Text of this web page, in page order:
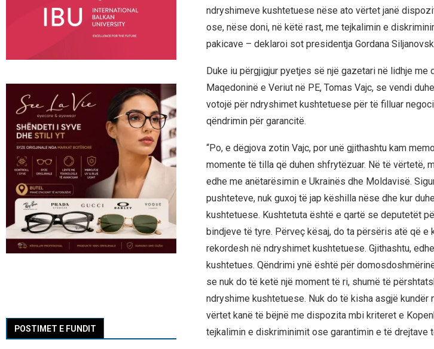
ndryshimeve kushtetuese nëse ato vërtet janë
ose, nëse doni, në këtë rast, me tejkalimin e
pakicave – deklaroi sot presidentja Gordana
Duke iu përgjigjur pyetjes së një gazetari në lidhje me
Maqedoninë e Veriut në PE, Tomas Vajc, se vendi
votojë për ndryshimet kushtetuese për të filluar
qëndrimin për garancitë.
“Po, e dëgjova zotin Vajc, por unë gjithashtu kam
momente të tilla që duhen shfrytëzuar. Në të vërtetë,
edhe me anëtarësimin e Ukrainës dhe Moldavisë.
pushteteve, nuk guxoj të jap këshilla nëse dhe kur
kushtetuese. Kushtetuta është e qartë se deputetët
bindjeve të tyre. Përveç kësaj, do ta përsëris atë që e
rekordesh në ndryshimet kushtetuese. Gjithashtu,
kushtetues. Qëndrimi ynë është për
se nuk do të ketë një moment të ri, shumë të
ndryshime kushtetuese. Nuk do të kisha asgjë
vërtet kanë të bëjnë me dispozita mbi kriteret e
tejkalimin e diskriminimit ose garantimin e të drejtave
POSTIMET E FUNDIT